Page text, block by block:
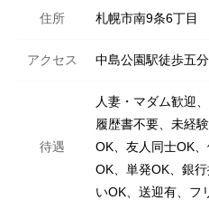
住所 札幌市南9条6丁目
アクセス 中島公園駅徒歩五分
待遇
人妻・マダム歓迎
履歴書不要、未経
OK、友人同士OK
OK、単発OK、銀
いOK、送迎有、フ